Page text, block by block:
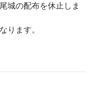
城の配布を休止しま
ります。